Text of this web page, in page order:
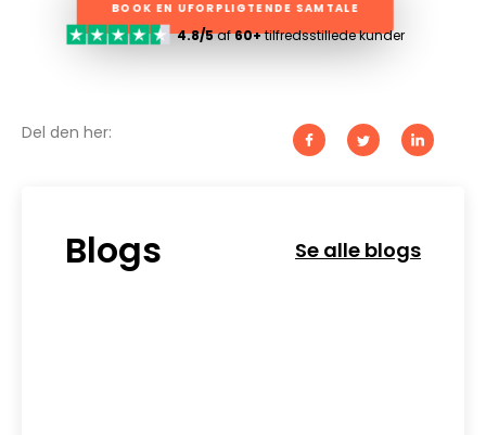
BOOK EN UFORPLIGTENDE SAMTALE
4.8/5af60+tilfredsstillede kunder
Del den her:
Blogs Se alle blogs